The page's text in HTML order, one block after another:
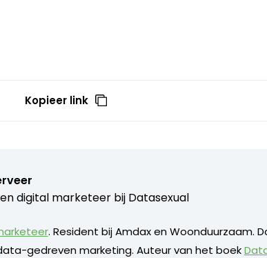
Kopieer link
digital marketeer bij Datasexual
. Resident bij Amdax en Woonduurzaam.
gedreven marketing. Auteur van het boek